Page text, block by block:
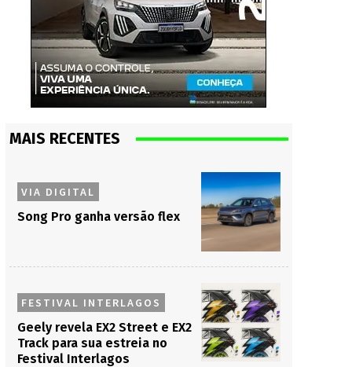
MAIS RECENTES
VIA DIGITAL
Song Pro ganha versão flex
FESTIVAL INTERLAGOS
Geely revela EX2 Street e EX2
Track para sua estreia no
Festival Interlagos